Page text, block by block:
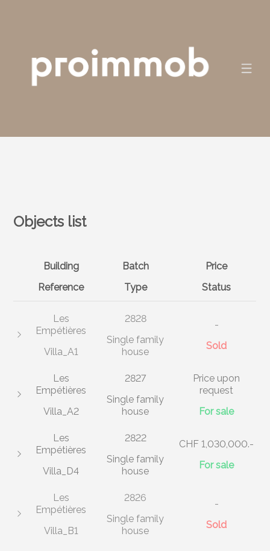
Objects list
Building
Reference
Batch
Type
Price
Status
Les
Empétières
Villa_A1
2828
Single family
house
-
Sold
Les
Empétières
Villa_A2
2827
Single family
house
Price upon
request
For sale
Les
Empétières
Villa_D4
2822
Single family
house
CHF 1,030,000.-
For sale
Les
Empétières
Villa_B1
2826
Single family
house
-
Sold